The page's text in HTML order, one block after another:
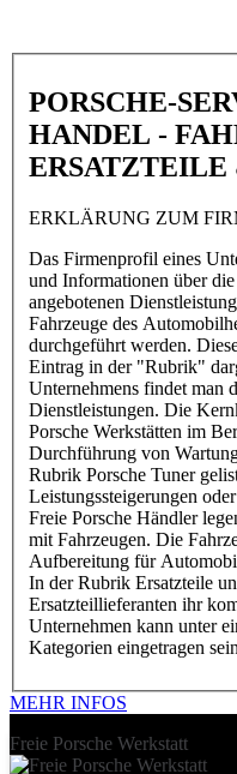
PORSCHE-
HANDEL -
ERKLÄRUNG ZUM
Das Firmenprofil eines
und Informationen über
angebotenen
Fahrzeuge des
durchgeführt werden.
Eintrag in der "Rubrik"
Unternehmens findet man
Dienstleistungen. Die
Porsche Werkstätten im
Durchführung von
Rubrik Porsche Tuner
Leistungssteigerungen
Freie Porsche Händler
mit Fahrzeugen. Die
Aufbereitung für
In der Rubrik Ersatzteile
Ersatzteillieferanten ihr
Unternehmen kann unter
Kategorien eingetragen
MEHR INFOS
Freie Porsche Werkstatt